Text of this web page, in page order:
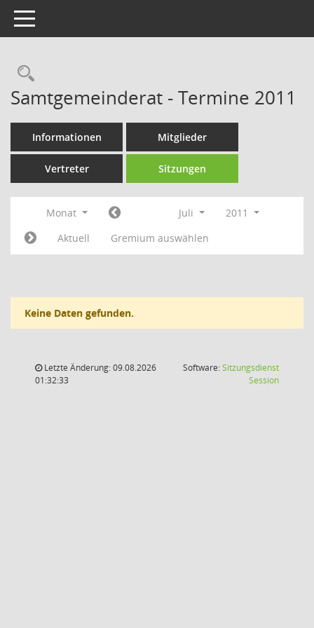
Toggle navigation
Rechercheauswahl
Samtgemeinderat - Termine 2011
Informationen Mitglieder
Vertreter Sitzungen
Monat Juli
2011
Aktuell
Gremium auswählen
Keine Daten gefunden.
Letzte Änderung: 09.08.2026
01:32:33
Software:Sitzungsdienst
Session(Wird in